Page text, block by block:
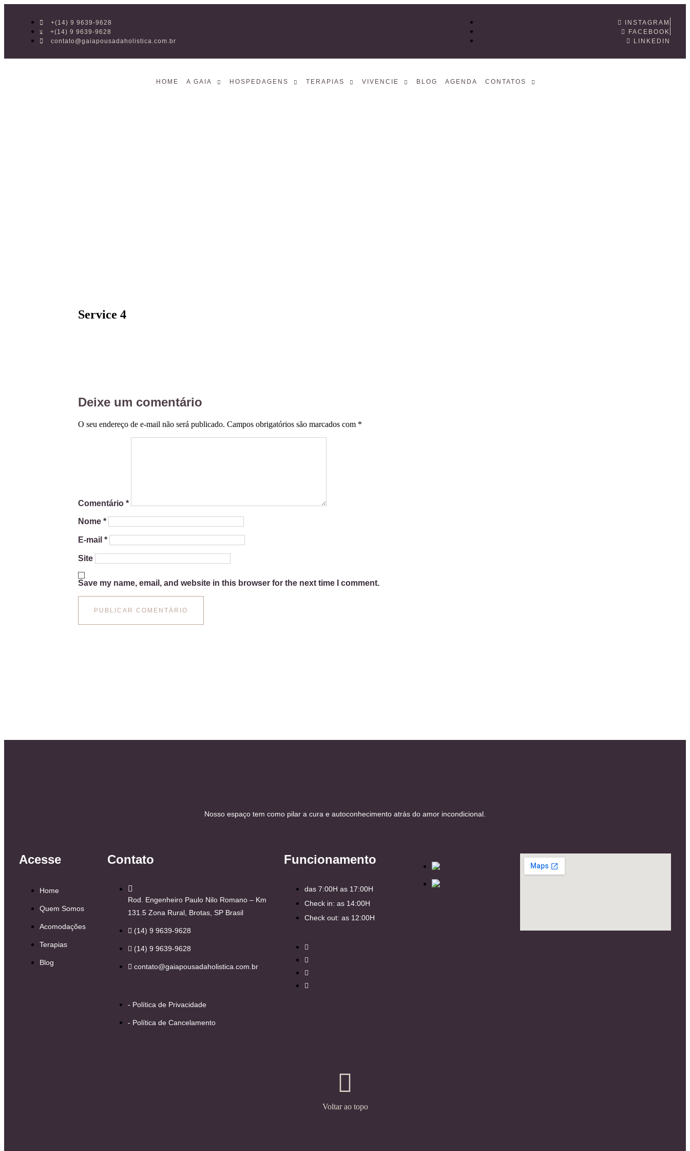
+(14) 9 9639-9628
+(14) 9 9639-9628
contato@gaiapousadaholistica.com.br
INSTAGRAM
FACEBOOK
LINKEDIN
HOME A GAIA HOSPEDAGENS TERAPIAS VIVENCIE BLOG AGENDA CONTATOS
Service 4
Deixe um comentário
O seu endereço de e-mail não será publicado. Campos obrigatórios são marcados com *
Comentário *
Nome *
E-mail *
Site
Save my name, email, and website in this browser for the next time I comment.
Nosso espaço tem como pilar a cura e autoconhecimento atrás do amor incondicional.
Acesse
Home
Quem Somos
Acomodações
Terapias
Blog
Contato
Rod. Engenheiro Paulo Nilo Romano – Km
131.5 Zona Rural, Brotas, SP Brasil
(14) 9 9639-9628
(14) 9 9639-9628
contato@gaiapousadaholistica.com.br
- Política de Privacidade
- Política de Cancelamento
Funcionamento
das 7:00H as 17:00H
Check in: as 14:00H
Check out: as 12:00H
Voltar ao topo